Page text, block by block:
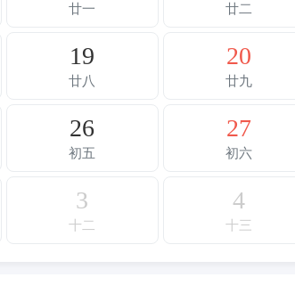
廿一 廿二
19
廿八
20
廿九
26
初五
27
初六
3
十二
4
十三